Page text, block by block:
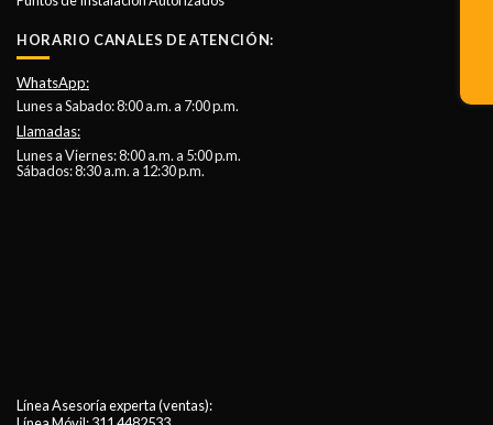
HORARIO CANALES DE ATENCIÓN:
WhatsApp:
Lunes a Sabado: 8:00 a.m. a 7:00 p.m.
Llamadas:
Lunes a Viernes: 8:00 a.m. a 5:00 p.m.
Sábados: 8:30 a.m. a 12:30 p.m.
Línea Asesoría experta (ventas):